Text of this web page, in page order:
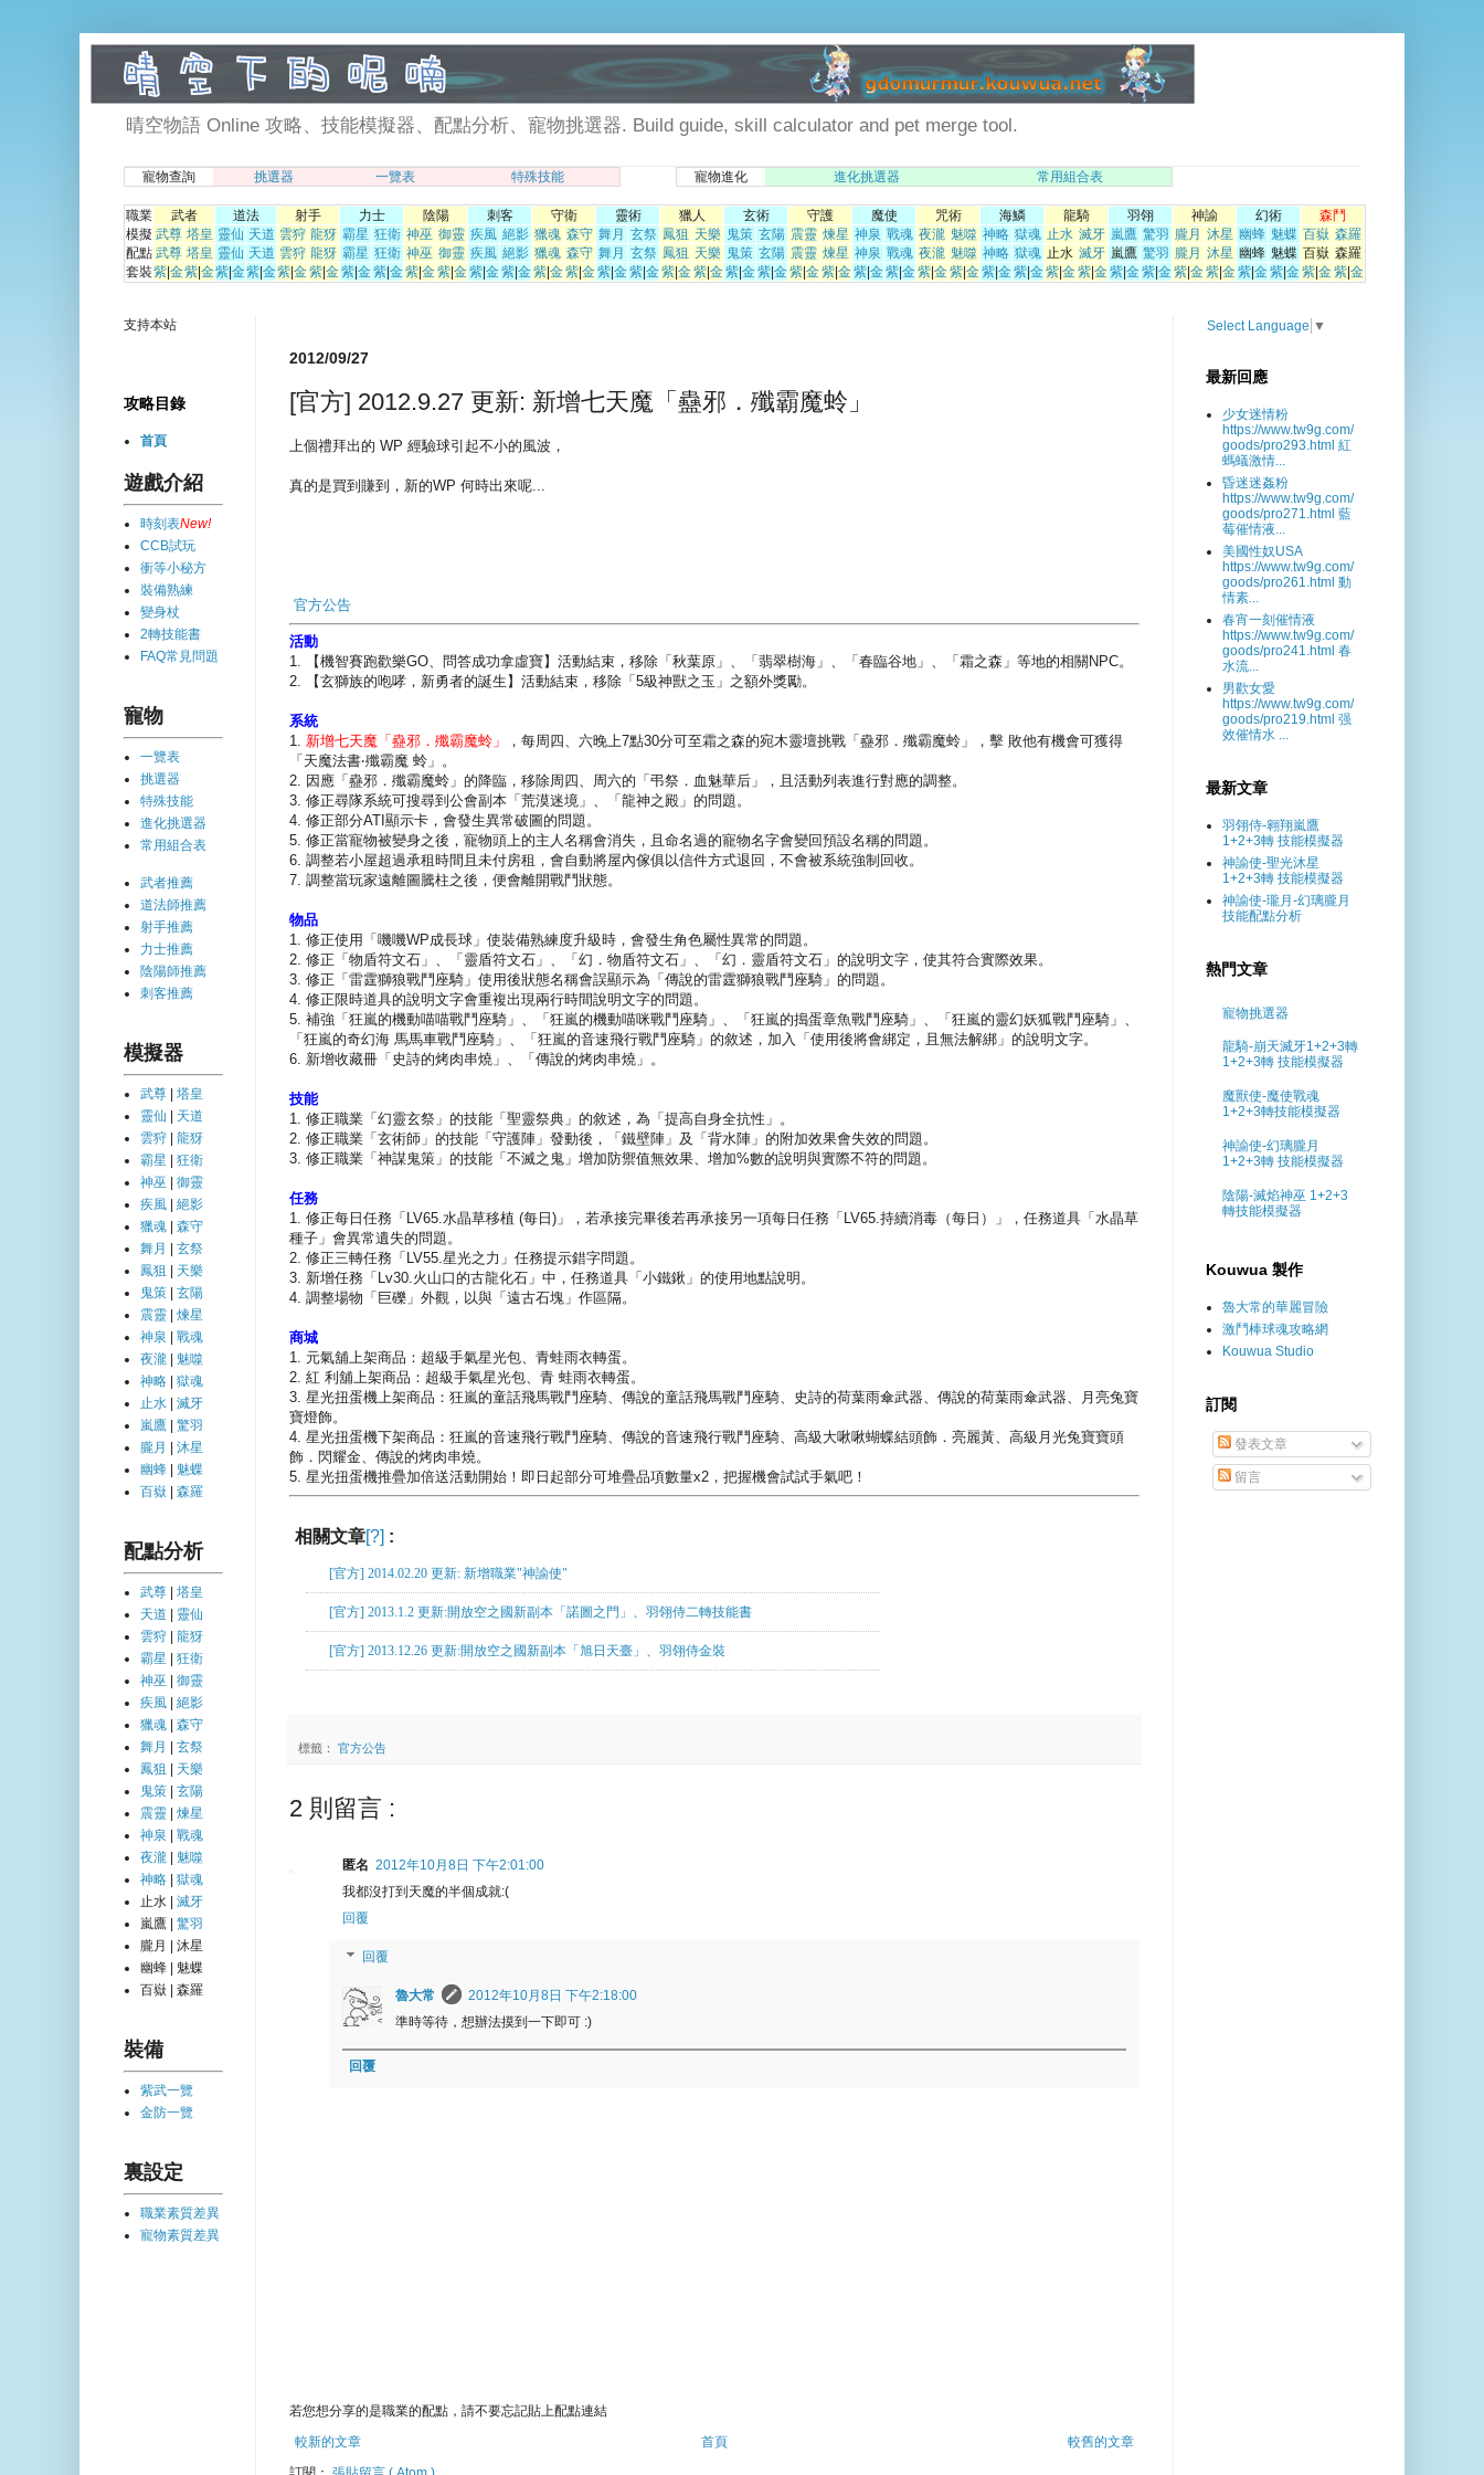
晴空物語 Online 攻略、技能模擬器、配點分析、寵物挑選器. Build guide, skill calculator and pet merge tool.
寵物查詢 挑選器 一覽表 特殊技能 寵物進化 進化挑選器 常用組合表
職業 武者 道法 射手 力士 陰陽 刺客 守衛 靈術 獵人 玄術 守護 魔使 咒術 海鱗 龍騎 羽翎 神諭 幻術
森鬥
模擬 武尊 塔皇 靈仙 天道 雲狩 龍犽 霸星 狂衛 神巫 御靈 疾風 絕影 獵魂 森守 舞月 玄祭 鳳狙 天樂 鬼策 玄陽 震靈 煉星 神泉 戰魂 夜瀧 魅噬 神略 獄魂 止水 滅牙 嵐鷹 驚羽 朧月 沐星 幽蜂 魅蝶 百嶽 森羅
配點 武尊 塔皇 靈仙 天道 雲狩 龍犽 霸星 狂衛 神巫 御靈 疾風 絕影 獵魂 森守 舞月 玄祭 鳳狙 天樂 鬼策 玄陽 震靈 煉星 神泉 戰魂 夜瀧 魅噬 神略 獄魂 止水 滅牙 嵐鷹 驚羽 朧月 沐星 幽蜂 魅蝶 百嶽 森羅
套裝紫 金紫 金紫 金紫 金紫 金紫| 金紫| 金紫| 金紫| 金紫| 金紫| 金紫| 金紫| 金紫| 金紫| 金紫| 金紫| 金紫| 金紫| 金紫| 金紫| 金紫| 金紫| 金紫| 金紫| 金紫| 金紫| 金紫| 金紫| 金紫| 金紫| 金紫| 金紫| 金紫| 金紫| 金紫| 金紫| 金紫| 金
2012/09/27
[官方] 2012.9.27 更新: 新增七天魔「蠱邪．殲霸魔蛉」
上個禮拜出的 WP 經驗球引起不小的風波，
真的是買到賺到，新的WP 何時出來呢...
官方公告
活動
1. 【機智賽跑歡樂GO、問答成功拿虛寶】活動結束，移除「秋葉原」、「翡翠樹海」、「春臨谷地」、「霜之森」等地的相關NPC。
2. 【玄獅族的咆哮，新勇者的誕生】活動結束，移除「5級神獸之玉」之額外獎勵。
系統
1. 新增七天魔「蠱邪．殲霸魔蛉」
，每周四、六晚上7點30分可至霜之森的宛木靈壇挑戰「蠱邪．殲霸魔蛉」，擊 敗他有機會可獲得
「天魔法書‧殲霸魔 蛉」。
2. 因應「蠱邪．殲霸魔蛉」的降臨，移除周四、周六的「弔祭．血魅華后」，且活動列表進行對應的調整。
3. 修正尋隊系統可搜尋到公會副本「荒漠迷境」、「龍神之殿」的問題。
4. 修正部分ATI顯示卡，會發生異常破圖的問題。
5. 修正當寵物被變身之後，寵物頭上的主人名稱會消失，且命名過的寵物名字會變回預設名稱的問題。
6. 調整若小屋超過承租時間且未付房租，會自動將屋內傢俱以信件方式退回，不會被系統強制回收。
7. 調整當玩家遠離圖騰柱之後，便會離開戰鬥狀態。
物品
1. 修正使用「嘰嘰WP成長球」使裝備熟練度升級時，會發生角色屬性異常的問題。
2. 修正「物盾符文石」、「靈盾符文石」、「幻．物盾符文石」、「幻．靈盾符文石」的說明文字，使其符合實際效果。
3. 修正「雷霆獅狼戰鬥座騎」使用後狀態名稱會誤顯示為「傳說的雷霆獅狼戰鬥座騎」的問題。
4. 修正限時道具的說明文字會重複出現兩行時間說明文字的問題。
5. 補強「狂嵐的機動喵喵戰鬥座騎」、「狂嵐的機動喵咪戰鬥座騎」、「狂嵐的搗蛋章魚戰鬥座騎」、「狂嵐的靈幻妖狐戰鬥座騎」、
「狂嵐的奇幻海 馬馬車戰鬥座騎」、「狂嵐的音速飛行戰鬥座騎」的敘述，加入「使用後將會綁定，且無法解綁」的說明文字。
6. 新增收藏冊「史詩的烤肉串燒」、「傳說的烤肉串燒」。
技能
1. 修正職業「幻靈玄祭」的技能「聖靈祭典」的敘述，為「提高自身全抗性」。
2. 修正職業「玄術師」的技能「守護陣」發動後，「鐵壁陣」及「背水陣」的附加效果會失效的問題。
3. 修正職業「神謀鬼策」的技能「不滅之鬼」增加防禦值無效果、增加%數的說明與實際不符的問題。
任務
1. 修正每日任務「LV65.水晶草移植 (每日)」，若承接完畢後若再承接另一項每日任務「LV65.持續消毒（每日）」，任務道具「水晶草
種子」會異常遺失的問題。
2. 修正三轉任務「LV55.星光之力」任務提示錯字問題。
3. 新增任務「Lv30.火山口的古龍化石」中，任務道具「小鐵鍬」的使用地點說明。
4. 調整場物「巨礫」外觀，以與「遠古石塊」作區隔。
商城
1. 元氣舖上架商品：超級手氣星光包、青蛙雨衣轉蛋。
2. 紅 利舖上架商品：超級手氣星光包、青 蛙雨衣轉蛋。
3. 星光扭蛋機上架商品：狂嵐的童話飛馬戰鬥座騎、傳說的童話飛馬戰鬥座騎、史詩的荷葉雨傘武器、傳說的荷葉雨傘武器、月亮兔寶
寶燈飾。
4. 星光扭蛋機下架商品：狂嵐的音速飛行戰鬥座騎、傳說的音速飛行戰鬥座騎、高級大啾啾蝴蝶結頭飾．亮麗黃、高級月光兔寶寶頭
飾．閃耀金、傳說的烤肉串燒。
5. 星光扭蛋機推疊加倍送活動開始！即日起部分可堆疊品項數量x2，把握機會試試手氣吧！
相關文章 [?] :
[官方] 2014.02.20 更新: 新增職業"神諭使"
[官方] 2013.1.2 更新:開放空之國新副本「諾圖之門」、羽翎侍二轉技能書
[官方] 2013.12.26 更新:開放空之國新副本「旭日天臺」、羽翎侍金裝
標籤： 官方公告
2 則留言 :
匿名 2012年10月8日 下午2:01:00
我都沒打到天魔的半個成就:(
回覆
回覆
魯大常
2012年10月8日 下午2:18:00
準時等待，想辦法摸到一下即可 :)
回覆
若您想分享的是職業的配點，請不要忘記貼上配點連結
較新的文章
較舊的文章
首頁
支持本站
攻略目錄
首頁
遊戲介紹
時刻表New!
CCB試玩
衝等小秘方
裝備熟練
變身杖
2轉技能書
FAQ常見問題
寵物
一覽表
挑選器
特殊技能
進化挑選器
常用組合表
武者推薦
道法師推薦
射手推薦
力士推薦
陰陽師推薦
刺客推薦
模擬器
武尊
塔皇
靈仙
天道
雲狩
龍犽
霸星
狂衛
神巫
御靈
疾風
絕影
獵魂
森守
舞月
玄祭
鳳狙
天樂
鬼策
玄陽
震靈
煉星
神泉
戰魂
夜瀧
魅噬
神略
獄魂
止水
滅牙
嵐鷹
驚羽
朧月
沐星
幽蜂
魅蝶
百嶽
森羅
配點分析
武尊
塔皇
天道
靈仙
雲狩
龍犽
霸星
狂衛
神巫
御靈
疾風
絕影
獵魂
森守
舞月
玄祭
鳳狙
天樂
鬼策
玄陽
震靈
煉星
神泉
戰魂
夜瀧
魅噬
神略
獄魂
止水 | 滅牙
嵐鷹 | 驚羽
朧月 | 沐星
幽蜂 | 魅蝶
百嶽 | 森羅
裝備
紫武一覽
金防一覽
裏設定
職業素質差異
寵物素質差異
Select Language ▼
最新回應
少女迷情粉
https://www.tw9g.com/
goods/pro293.html 紅
螞蟻激情...
昏迷迷姦粉
https://www.tw9g.com/
goods/pro271.html 藍
莓催情液...
美國性奴USA
https://www.tw9g.com/
goods/pro261.html 動
情素...
春宵一刻催情液
https://www.tw9g.com/
goods/pro241.html 春
水流...
男歡女愛
https://www.tw9g.com/
goods/pro219.html 强
效催情水 ...
最新文章
羽翎侍-翱翔嵐鷹
1+2+3轉 技能模擬器
神諭使-聖光沐星
1+2+3轉 技能模擬器
神諭使-瓏月-幻璃朧月
技能配點分析
熱門文章
寵物挑選器
龍騎-崩天滅牙1+2+3轉
1+2+3轉 技能模擬器
魔獸使-魔使戰魂
1+2+3轉技能模擬器
神諭使-幻璃朧月
1+2+3轉 技能模擬器
陰陽-滅焰神巫 1+2+3
轉技能模擬器
Kouwua 製作
魯大常的華麗冒險
激鬥棒球魂攻略網
Kouwua Studio
訂閱
發表文章
留言